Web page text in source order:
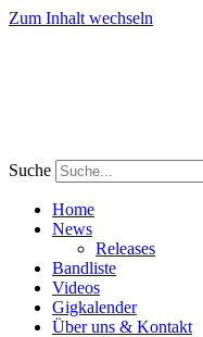
Zum Inhalt wechseln
Suche
Home
News
Releases
Bandliste
Videos
Gigkalender
Über uns & Kontakt